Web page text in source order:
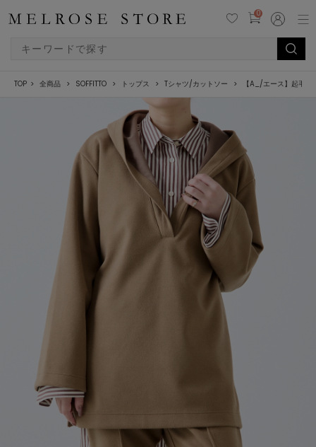
0
TOP 全商品 SOFFITTO トップス Tシャツ/カットソー 【A_/エース】起毛ジ